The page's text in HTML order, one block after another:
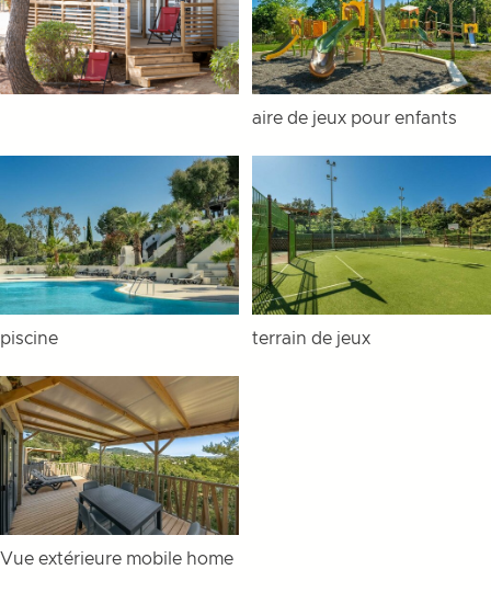
aire de jeux pour enfants
piscine terrain de jeux
Vue extérieure mobile home